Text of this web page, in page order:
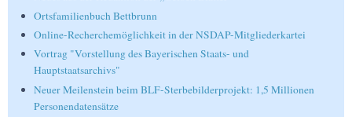
Ortsfamilienbuch Bettbrunn
Online-Recherchemöglichkeit in der NSDAP-Mitgliederkartei
Vortrag "Vorstellung des Bayerischen Staats- und
Hauptstaatsarchivs"
Neuer Meilenstein beim BLF-Sterbebilderprojekt: 1,5 Millionen
Personendatensätze